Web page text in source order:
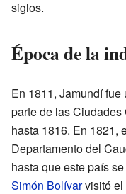
siglos.
Época de la
En 1811, Jamundí
parte de las
hasta 1816. En 1821,
Departamento del
hasta que este país
Simón Bolívarvisitó el